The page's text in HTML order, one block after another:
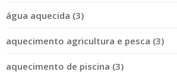
água aquecida (3)
aquecimento agricultura e pesca (3)
aquecimento de piscina (3)